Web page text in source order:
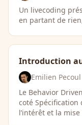
Un livecoding
en partant de
Introduction
Emilien Pecoul
Le Behavior
coté Spécification
l’intérêt et la